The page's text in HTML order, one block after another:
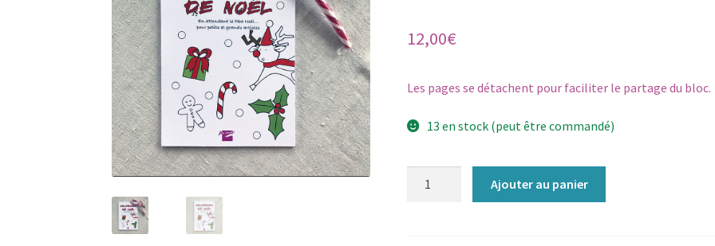
12,00€
Les pages se détachent pour faciliter le partage du bloc.
13 en stock (peut être commandé)
Ajouter au panier